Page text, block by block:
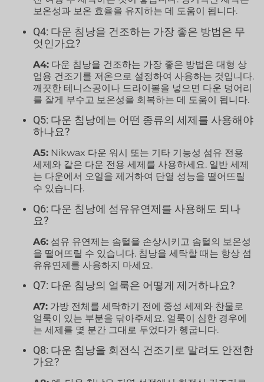
보온성과 보온 효율을 유지하는 데 도움이 됩니다.
Q4: 다운 침낭을 건조하는 가장 좋은 방법은 무
엇인가요?
A4: 다운 침낭을 건조하는 가장 좋은 방법은 대형 상
업용 건조기를 저온으로 설정하여 사용하는 것입니다.
깨끗한 테니스공이나 드라이볼을 넣으면 다운 덩어리
를 잘게 부수고 보온성을 회복하는 데 도움이 됩니다.
Q5: 다운 침낭에는 어떤 종류의 세제를 사용해야
하나요?
A5: Nikwax 다운 워시 또는 기타 기능성 섬유 전용
세제와 같은 다운 전용 세제를 사용하세요. 일반 세제
는 다운에서 오일을 제거하여 단열 성능을 떨어뜨릴
수 있습니다.
Q6: 다운 침낭에 섬유유연제를 사용해도 되나
요?
A6: 섬유 유연제는 솜털을 손상시키고 솜털의 보온성
을 떨어뜨릴 수 있습니다. 침낭을 세탁할 때는 항상 섬
유유연제를 사용하지 마세요.
Q7: 다운 침낭의 얼룩은 어떻게 제거하나요?
A7: 가방 전체를 세탁하기 전에 중성 세제와 찬물로
얼룩이 있는 부분을 닦아주세요. 얼룩이 심한 경우에
는 세제를 몇 분간 그대로 두었다가 헹굽니다.
Q8: 다운 침낭을 회전식 건조기로 말려도 안전한
가요?